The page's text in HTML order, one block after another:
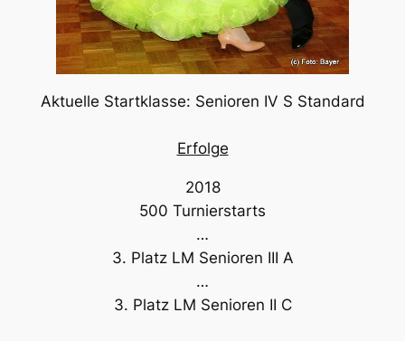
Aktuelle Startklasse: Senioren IV S Standard
Erfolge
2018
500 Turnierstarts
…
3. Platz LM Senioren III A
…
3. Platz LM Senioren II C